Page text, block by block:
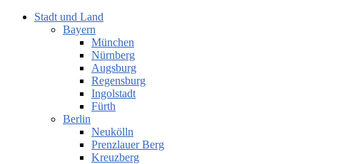
Stadt und Land
Bayern
München
Nürnberg
Augsburg
Regensburg
Ingolstadt
Fürth
Berlin
Neukölln
Prenzlauer Berg
Kreuzberg